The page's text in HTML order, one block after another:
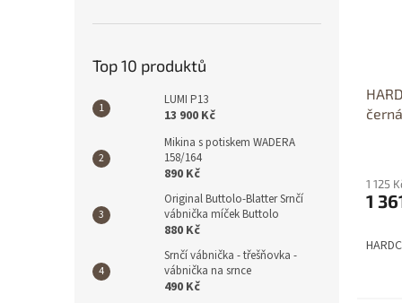
Top 10 produktů
LUMI P13
13 900 Kč
Mikina s potiskem WADERA
158/164
890 Kč
Original Buttolo-Blatter Srnčí
vábnička míček Buttolo
880 Kč
Srnčí vábnička - třešňovka -
vábnička na srnce
490 Kč
černá
1 125
1